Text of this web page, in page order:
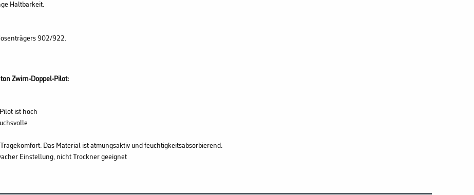
Haltbarkeit.
902/922.
Zwirn-Doppel-Pilot:
ist hoch
Das Material ist atmungsaktiv und feuchtigkeitsabsorbierend.
Einstellung, nicht Trockner geeignet